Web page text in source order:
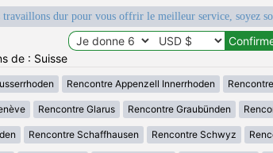
travaillons dur pour vous offrir le meilleur service, soyez
de : Suisse
Rencontre Appenzell Innerrhoden
Rencontre Glarus Rencontre Graubünden
Rencontre Schaffhausen Rencontre Schwyz